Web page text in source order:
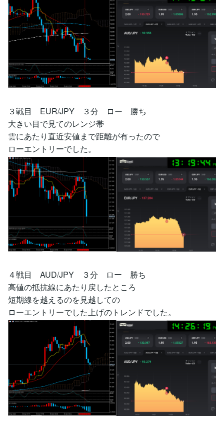
３戦目 EUR/JPY ３分 ロー 勝ち
大きい目で見てのレンジ帯
雲にあたり直近安値まで距離が有ったので
ローエントリーでした。
４戦目 AUD/JPY ３分 ロー 勝ち
高値の抵抗線にあたり戻したところ
短期線を越えるのを見越しての
ローエントリーでした上げのトレンドでした。